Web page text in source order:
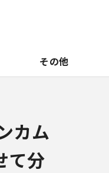
その他
カム
て分